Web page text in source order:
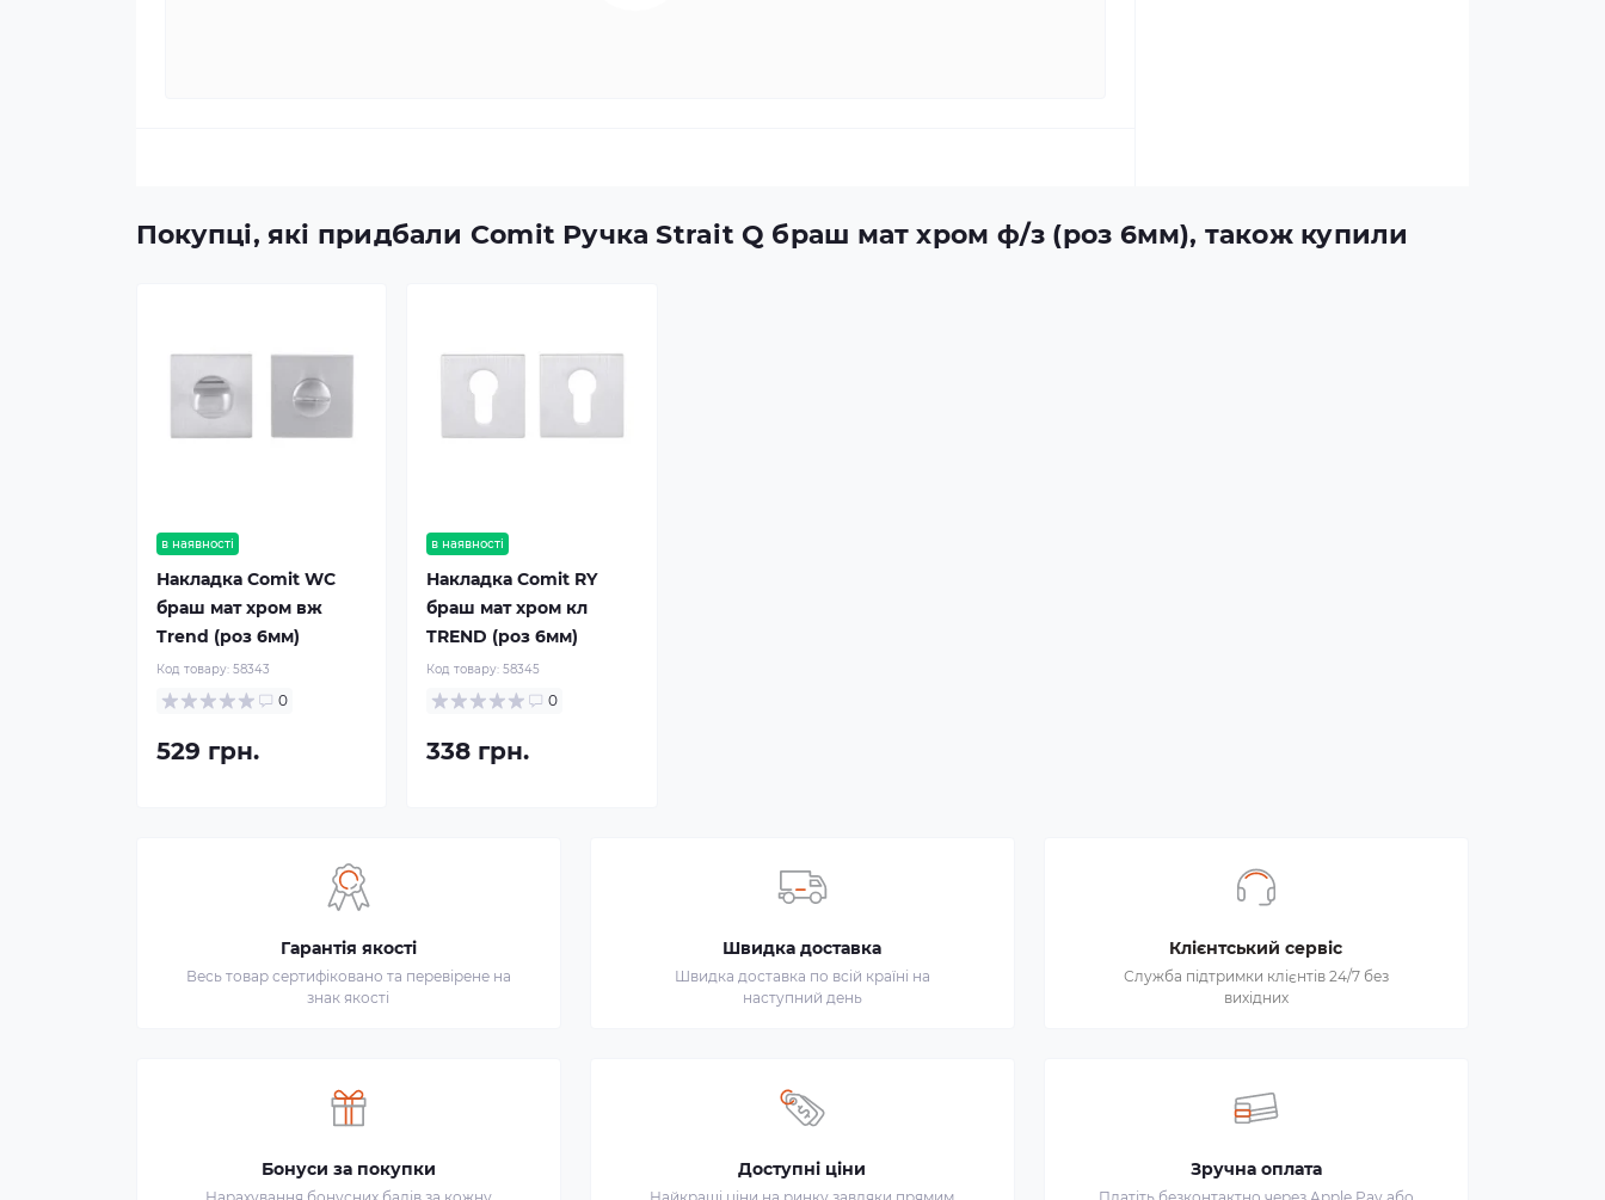
Покупці, які придбали Comit Ручка Strait Q браш мат хром ф/з (роз 6мм), також купили
в наявності
Накладка Comit WC
браш мат хром вж
Trend (роз 6мм)
Код товару: 58343
0
529 грн.
в наявності
Накладка Comit RY
браш мат хром кл
TREND (роз 6мм)
Код товару:58345
0
338 грн.
Гарантія якості
Весь товар сертифіковано та перевірене на
знак якості
Швидка доставка
Швидка доставка по всій країні на
наступний день
Клієнтський сервіс
Служба підтримки клієнтів 24/7 без
вихідних
Бонуси за покупки Доступні ціни Зручна оплата